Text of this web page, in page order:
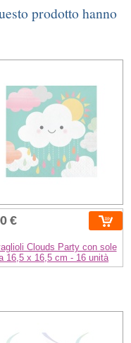
prodotto hanno
€
Clouds Party con sole
16,5 x 16,5 cm - 16 unità